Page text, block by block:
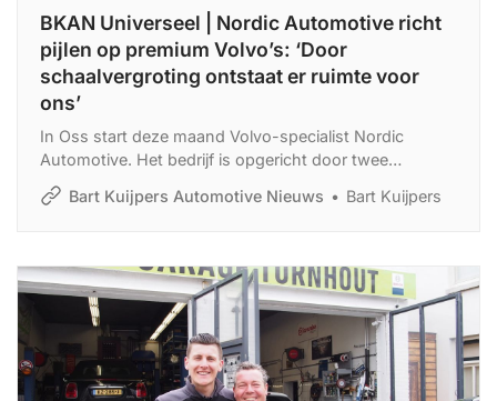
BKAN Universeel | Nordic Automotive richt
pijlen op premium Volvo’s: ‘Door
schaalvergroting ontstaat er ruimte voor
ons’
In Oss start deze maand Volvo-specialist Nordic
Automotive. Het bedrijf is opgericht door twee
ondernemers met roots in de automotive. ‘Zodra
klanten ons gaan aanbevelen vanwege hun ervaring,
Bart Kuijpers Automotive Nieuws Bart Kuijpers